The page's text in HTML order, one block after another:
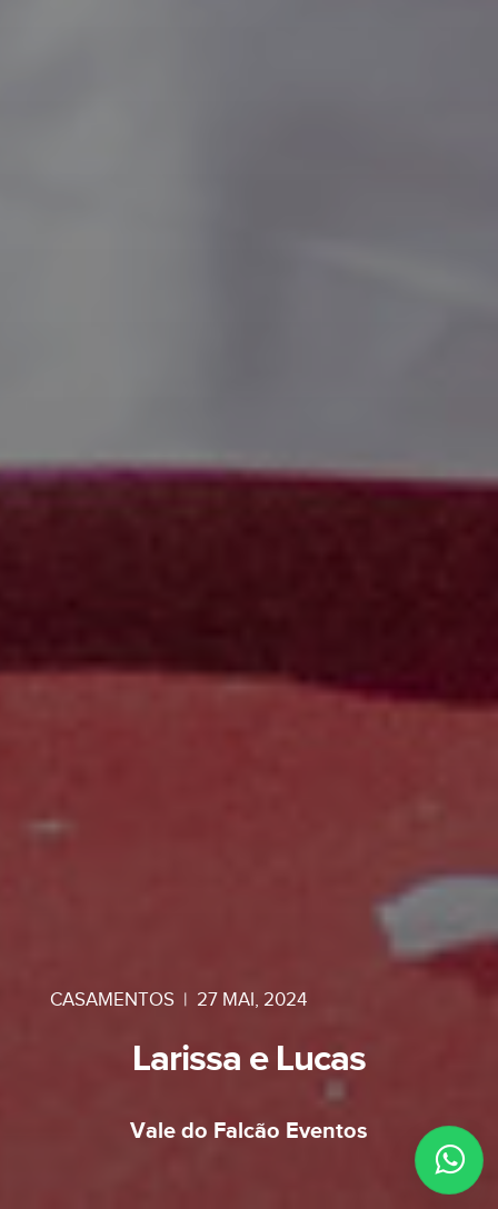
CASAMENTOS| 27 MAI, 2024
Larissa e Lucas
Vale do Falcão Eventos